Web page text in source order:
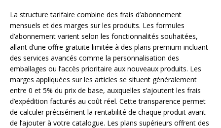
La structure tarifaire combine des frais d’abonnement
mensuels et des marges sur les produits. Les formules
d’abonnement varient selon les fonctionnalités souhaitées,
allant d’une offre gratuite limitée à des plans premium incluant
des services avancés comme la personnalisation des
emballages ou l’accès prioritaire aux nouveaux produits. Les
marges appliquées sur les articles se situent généralement
entre 0 et 5% du prix de base, auxquelles s’ajoutent les frais
d’expédition facturés au coût réel. Cette transparence permet
de calculer précisément la rentabilité de chaque produit avant
de l’ajouter à votre catalogue. Les plans supérieurs offrent des